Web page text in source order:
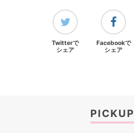
Twitterで
シェア
Facebookで
シェア
PICKUP